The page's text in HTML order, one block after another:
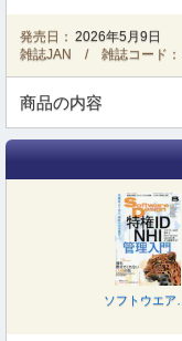
発売日： 2026年5月9日
雑誌JAN / 雑誌コード：
商品の内容